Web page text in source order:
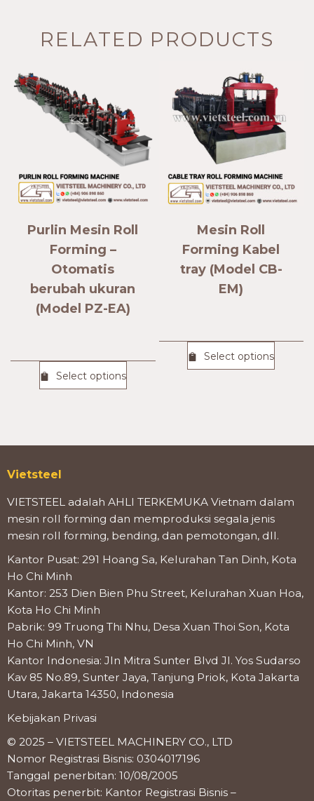
RELATED PRODUCTS
Purlin Mesin Roll
Forming –
Otomatis
berubah ukuran
(Model PZ-EA)
Select options
Mesin Roll
Forming Kabel
tray (Model CB-
EM)
Select options
Vietsteel
VIETSTEEL adalah AHLI TERKEMUKA Vietnam dalam
mesin roll forming dan memproduksi segala jenis
mesin roll forming, bending, dan pemotongan, dll.
Kantor Pusat: 291 Hoang Sa, Kelurahan Tan Dinh, Kota
Ho Chi Minh
Kantor: 253 Dien Bien Phu Street, Kelurahan Xuan Hoa,
Kota Ho Chi Minh
Pabrik: 99 Truong Thi Nhu, Desa Xuan Thoi Son, Kota
Ho Chi Minh, VN
Kantor Indonesia: Jln Mitra Sunter Blvd Jl. Yos Sudarso
Kav 85 No.89, Sunter Jaya, Tanjung Priok, Kota Jakarta
Utara, Jakarta 14350, Indonesia
Kebijakan Privasi
© 2025 – VIETSTEEL MACHINERY CO., LTD
Nomor Registrasi Bisnis: 0304017196
Tanggal penerbitan: 10/08/2005
Otoritas penerbit: Kantor Registrasi Bisnis –